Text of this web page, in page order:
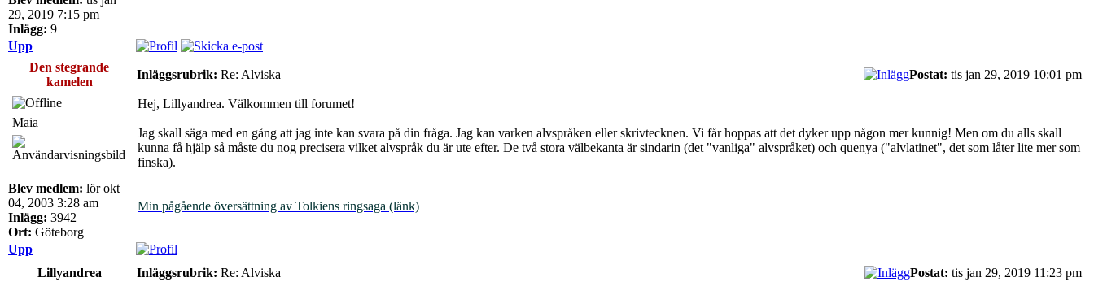
29, 2019 7:15 pm
Inlägg: 9
Upp
Den stegrande
kamelen
Inläggsrubrik: Re: Alviska Postat: tis jan 29, 2019 10:01 pm
Maia
Blev medlem: lör okt
04, 2003 3:28 am
Inlägg: 3942
Ort: Göteborg
Hej, Lillyandrea. Välkommen till forumet!
Jag skall säga med en gång att jag inte kan svara på din fråga. Jag kan varken alvspråken eller skrivtecknen. Vi får hoppas att det dyker upp någon mer kunnig! Men om du alls skall
kunna få hjälp så måste du nog precisera vilket alvspråk du är ute efter. De två stora välbekanta är sindarin (det "vanliga" alvspråket) och quenya ("alvlatinet", det som låter lite mer som
finska).
Min pågående översättning av Tolkiens ringsaga (länk)
Upp
Lillyandrea
Inläggsrubrik: Re: Alviska Postat: tis jan 29, 2019 11:23 pm